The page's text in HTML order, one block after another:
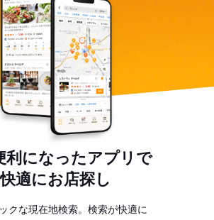
利になったアプリで
快適にお店探し
クな現在地検索。検索が快適に